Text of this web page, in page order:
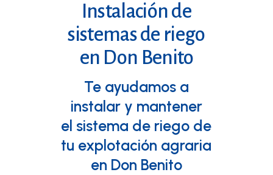
Instalación de
sistemas de riego
en Don Benito
Te ayudamos a
instalar y mantener
el sistema de riego de
tu explotación agraria
en Don Benito